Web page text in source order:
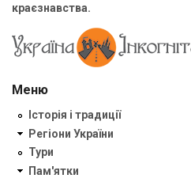
краєзнавства.
Меню
Історія і традиції
Регіони України
Тури
Пам'ятки